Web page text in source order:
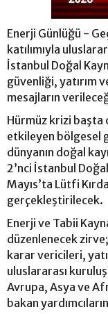
Enerji Günlüğü -
katılımıyla
İstanbul Doğal
güvenliği, yatırım
mesajların
Hürmüz krizi başta
etkileyen bölgesel
dünyanın doğal
2’nci İstanbul
Mayıs’ta Lütfi
gerçekleştirilecek.
Enerji ve Tabii
düzenlenecek
karar vericileri,
uluslararası
Avrupa, Asya ve
bakan